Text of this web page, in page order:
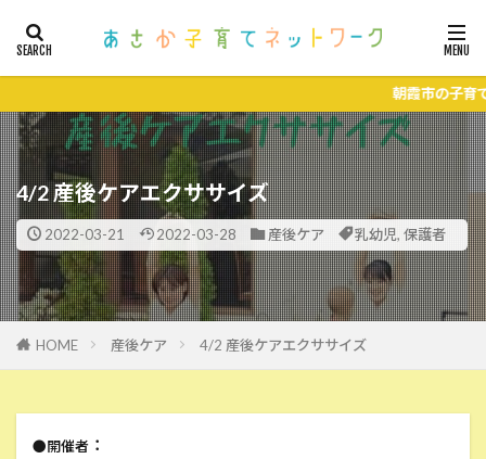
朝霞市の子育て支
4/2 産後ケアエクササイズ
2022-03-21 2022-03-28 産後ケア 乳幼児, 保護者
HOME 産後ケア 4/2 産後ケアエクササイズ
●開催者 ：